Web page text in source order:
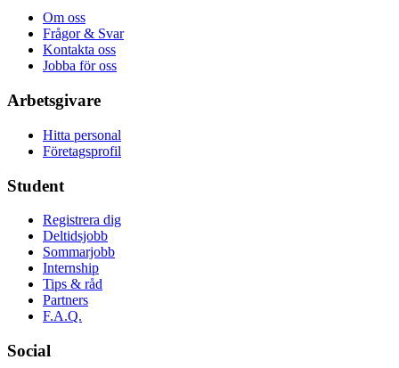
Om oss
Frågor & Svar
Kontakta oss
Jobba för oss
Arbetsgivare
Hitta personal
Företagsprofil
Student
Registrera dig
Deltidsjobb
Sommarjobb
Internship
Tips & råd
Partners
F.A.Q.
Social